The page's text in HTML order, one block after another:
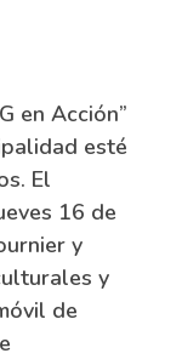
en Acción”
esté
El
16 de
y
y
de